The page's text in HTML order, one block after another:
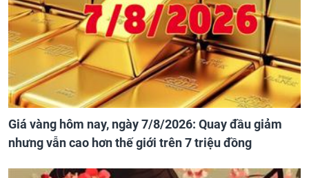
Giá vàng hôm nay, ngày 7/8/2026: Quay đầu giảm
nhưng vẫn cao hơn thế giới trên 7 triệu đồng